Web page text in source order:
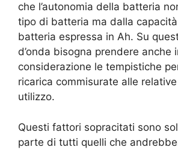
che l’autonomia della batteria
tipo di batteria ma dalla
batteria espressa in Ah. Su
d’onda bisogna prendere anche
considerazione le tempistiche
ricarica commisurate alle
utilizzo.
Questi fattori sopracitati sono
parte di tutti quelli che